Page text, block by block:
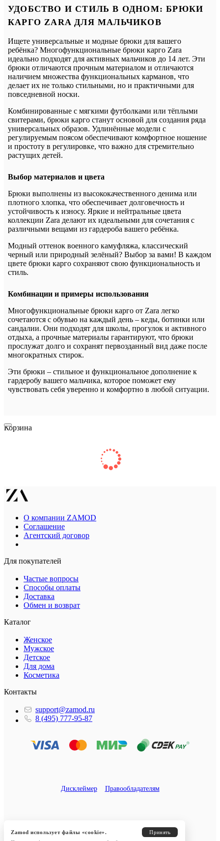
УДОБСТВО И СТИЛЬ В ОДНОМ: БРЮКИ
КАРГО ZARA ДЛЯ МАЛЬЧИКОВ
Ищете универсальные и модные брюки для вашего
ребёнка? Многофункциональные брюки карго Zara
идеально подходят для активных мальчиков до 14 лет. Эти
брюки отличаются прочным материалом и отличаются
наличием множества функциональных карманов, что
делает их не только стильными, но и практичными для
повседневной носки.
Комбинированные с мягкими футболками или тёплыми
свитерами, брюки карго станут основой для создания ряда
универсальных образов. Удлинённые модели с
регулируемым поясом обеспечивают комфортное ношение
и простоту в регулировке, что важно для стремительно
растущих детей.
Выбор материалов и цвета
Брюки выполнены из высококачественного денима или
плотного хлопка, что обеспечивает долговечность и
устойчивость к износу. Яркие и нейтральные цвета
коллекции Zara делают их идеальными для сочетания с
различными вещами из гардероба вашего ребёнка.
Модный оттенок военного камуфляжа, классический
черный или природный зелёный? Выбор за вами! В каждом
цвете брюки карго сохраняют свою функциональность и
стиль.
Комбинации и примеры использования
Многофункциональные брюки карго от Zara легко
сочетаются с обувью на каждый день – кеды, ботинки или
сандалии. Они подходят для школы, прогулок и активного
отдыха, а прочные материалы гарантируют, что брюки
прослужат долго и сохранят первозданный вид даже после
многократных стирок.
Эти брюки – стильное и функциональное дополнение к
гардеробу вашего мальчика, которое поможет ему
чувствовать себя уверенно и комфортно в любой ситуации.
Корзина
О компании ZAMOD
Соглашение
Агентский договор
Для покупателей
Частые вопросы
Способы оплаты
Доставка
Обмен и возврат
Каталог
Женское
Мужское
Детское
Для дома
Косметика
Контакты
support@zamod.ru
8 (495) 777-95-87
Дисклеймер Правообладателям
Zamod использует файлы «cookie».
Принять